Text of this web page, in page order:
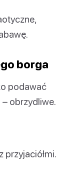
borga
podawać
obrzydliwe.
przyjaciółmi.